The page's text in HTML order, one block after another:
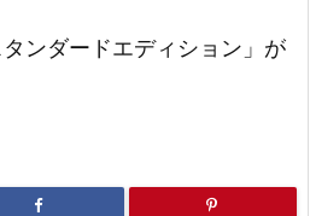
次へ
タンダードエディション」が